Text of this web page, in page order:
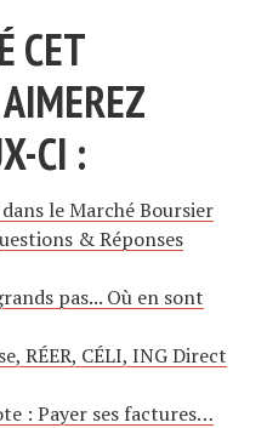
CET
CI :
le Marché Boursier
& Réponses
pas... Où en sont
RÉER, CÉLI, ING Direct
: Payer ses factures…